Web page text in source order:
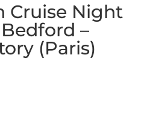
Cruise Night
–
(Paris)